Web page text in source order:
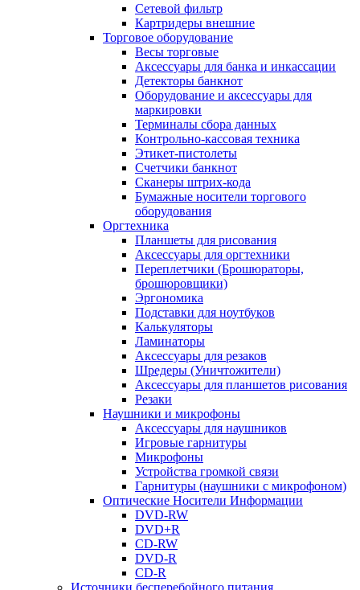
Сетевой фильтр
Картридеры внешние
Торговое оборудование
Весы торговые
Аксессуары для банка и инкассации
Детекторы банкнот
Оборудование и аксессуары для
маркировки
Терминалы сбора данных
Контрольно-кассовая техника
Этикет-пистолеты
Счетчики банкнот
Сканеры штрих-кода
Бумажные носители торгового
оборудования
Оргтехника
Планшеты для рисования
Аксессуары для оргтехники
Переплетчики (Брошюраторы,
брошюровщики)
Эргономика
Подставки для ноутбуков
Калькуляторы
Ламинаторы
Аксессуары для резаков
Шредеры (Уничтожители)
Аксессуары для планшетов рисования
Резаки
Наушники и микрофоны
Аксессуары для наушников
Игровые гарнитуры
Микрофоны
Устройства громкой связи
Гарнитуры (наушники с микрофоном)
Оптические Носители Информации
DVD-RW
DVD+R
CD-RW
DVD-R
CD-R
Источники бесперебойного питания